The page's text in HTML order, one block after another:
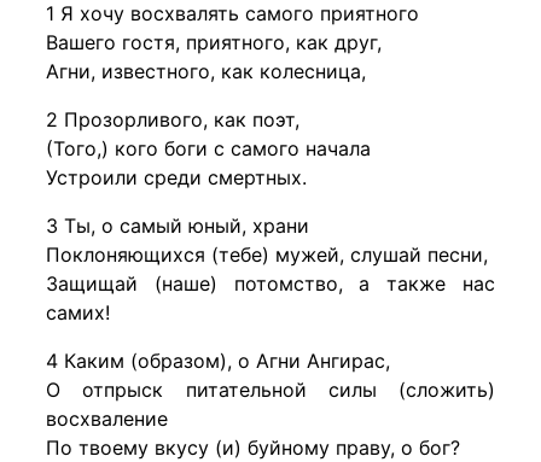
1 Я хочу восхвалять самого приятного
Вашего гостя, приятного, как друг,
Агни, известного, как колесница,
2 Прозорливого, как поэт,
(Того,) кого боги с самого начала
Устроили среди смертных.
3 Ты, о самый юный, храни
Поклоняющихся (тебе) мужей, слушай песни,
Защищай (наше) потомство, а также нас
самих!
4 Каким (образом), о Агни Ангирас,
О отпрыск питательной силы (сложить)
восхваление
По твоему вкусу (и) буйному праву, о бог?